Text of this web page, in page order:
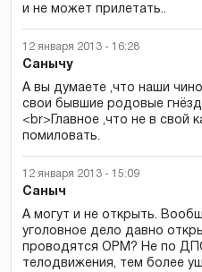
и не может прилетать..
12 января 2013 - 16:28
Санычу
А вы думаете ,что наши
свои бывшие родовые
<br>Главное ,что не в свой
помиловать.
12 января 2013 - 15:09
Саныч
А могут и не открыть.
уголовное дело давно
проводятся ОРМ? Не по
телодвижения, тем более